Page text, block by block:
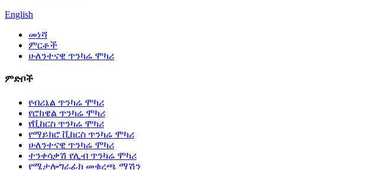
English
መነሻ
ምርቶች
ሁለንተናዊ ጥንካሬ ሞካሪ
ምድቦች
የብሪኔል ጥንካሬ ሞካሪ
የሮክዌል ጥንካሬ ሞካሪ
የቪከርስ ጥንካሬ ሞካሪ
የማይክሮ ቪከርስ ጥንካሬ ሞካሪ
ሁለንተናዊ ጥንካሬ ሞካሪ
ተንቀሳቃሽ የሊብ ጥንካሬ ሞካሪ
የሜታሎግራፊክ መቁረጫ ማሽን